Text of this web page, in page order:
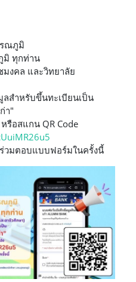
ณภูมิ
มิ ทุกท่าน
มงคล และวิทยาลัย
สำหรับขึ้นทะเบียนเป็น
า"
รือสแกน QR Code
มตอบแบบฟอร์มในครั้งนี้